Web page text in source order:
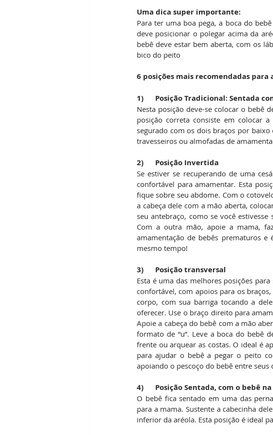
Uma dica super importante:
Para ter uma boa pega, a boca do
deve posicionar o polegar acima da
bebê deve estar bem aberta, com os
bico do peito
6 posições mais recomendadas para
1)      Posição Tradicional: Sentada
Nesta posição deve-se colocar o bebê
posição correta consiste em colocar
segurado com os dois braços por
travesseiros ou almofadas de
2)      Posição Invertida
Se estiver se recuperando de uma
confortável para amamentar. Esta
fique sobre seu abdome. Com o
a cabeça dele com a mão aberta,
seu antebraço, como se você
Com a outra mão, apoie a mama,
amamentação de bebês prematuros e
mesmo tempo!
3)      Posição transversal
Esta é uma das melhores posições
confortável, com apoios para os
corpo, com sua barriga tocando a
oferecer. Use o braço direito para
Apoie a cabeça do bebê com a mão
formato de “u”. Leve a boca do bebê
frente ou arquear as costas. O ideal é
para ajudar o bebê a pegar o peito
apoiando o pescoço do bebê entre seus
4)      Posição Sentada, com o bebê
O bebê fica sentado em uma das
para a mama. Sustente a cabecinha
inferior da aréola. Esta posição é ideal